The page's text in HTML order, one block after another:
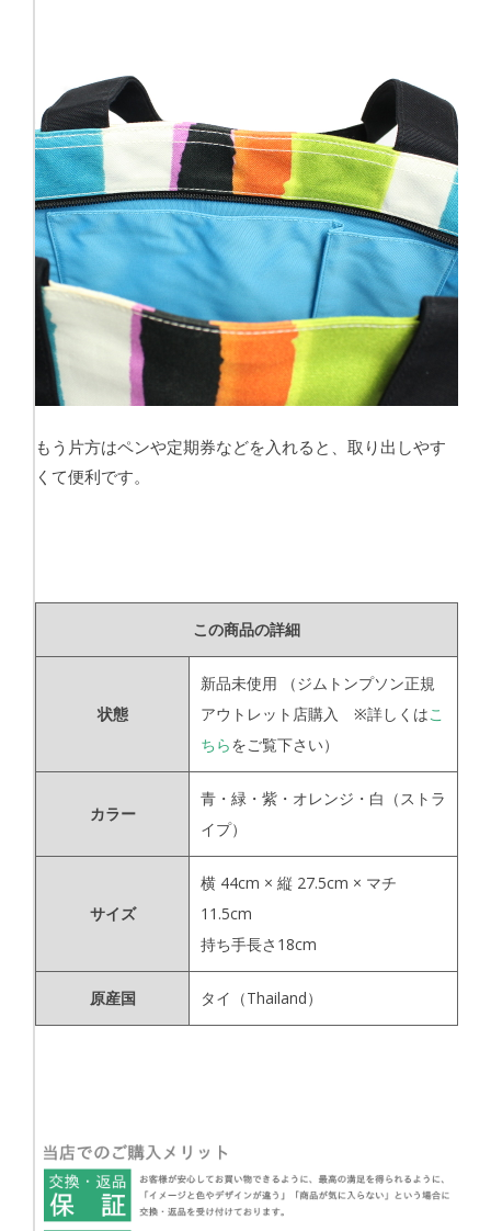
もう片方はペンや定期券などを入れると、取り出しやす
くて便利です。
この商品の詳細
状態
新品未使用
（ジムトンプソン正規
アウトレット店購入 ※詳しくはこ
ちらをご覧下さい）
カラー
青・緑・紫・オレンジ・白（ストラ
イプ）
サイズ
横 44cm × 縦 27.5cm × マチ
11.5cm
持ち手長さ18cm
原産国 タイ（Thailand）